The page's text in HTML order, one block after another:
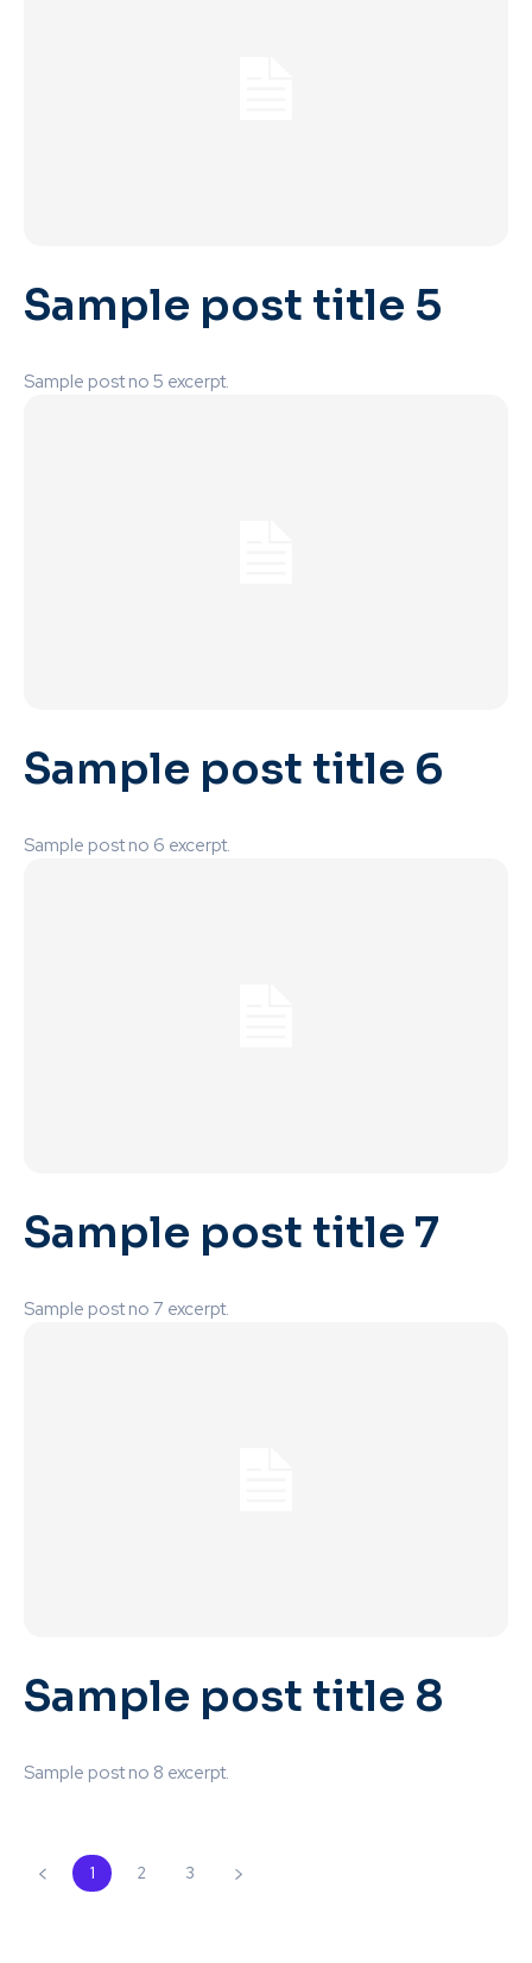
Sample post title 5
Sample post no 5 excerpt.
Sample post title 6
Sample post no 6 excerpt.
Sample post title 7
Sample post no 7 excerpt.
Sample post title 8
Sample post no 8 excerpt.
1 2 3